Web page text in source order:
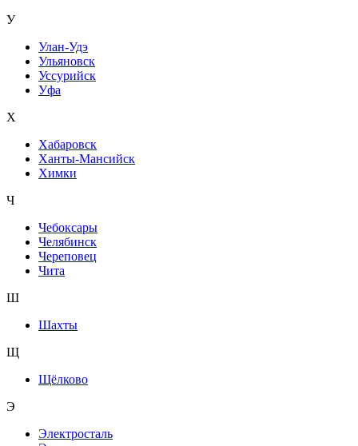
У
Улан-Удэ
Ульяновск
Уссурийск
Уфа
Х
Хабаровск
Ханты-Мансийск
Химки
Ч
Чебоксары
Челябинск
Череповец
Чита
Ш
Шахты
Щ
Щёлково
Э
Электросталь